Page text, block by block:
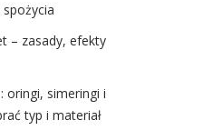
– zasady, efekty
oringi, simeringi i
typ i materiał